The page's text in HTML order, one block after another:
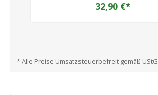
32,90 €*
* Alle Preise Umsatzsteuerbefreit gemäß